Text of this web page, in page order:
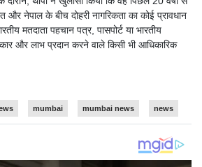
और नेपाल के बीच दोहरी नागरिकता का कोई प्रावधान
मतदाता पहचान पत्र, पासपोर्ट या भारतीय
और लाभ प्रदान करने वाले किसी भी आधिकारिक
mumbai mumbai news news